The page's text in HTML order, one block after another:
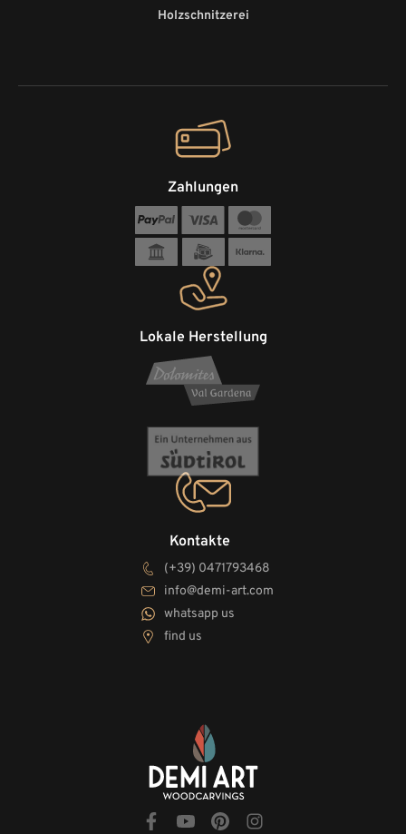
Holzschnitzerei
Kontakte
(+39) 0471793468
info@demi-art.com
whatsapp us
find us
Lokale Herstellung
Zahlungen